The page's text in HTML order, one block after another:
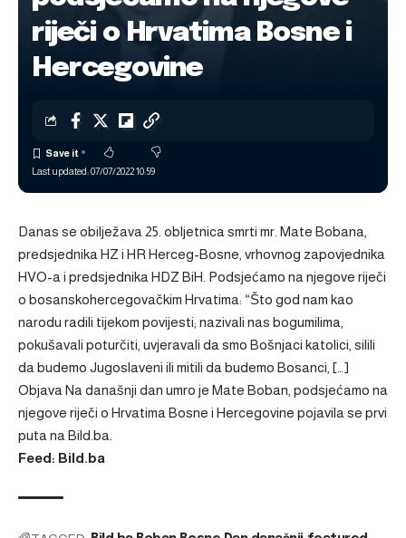
riječi o Hrvatima Bosne i
Hercegovine
Last updated: 07/07/2022 10:59
Danas se obilježava 25. obljetnica smrti mr. Mate Bobana,
predsjednika HZ i HR Herceg-Bosne, vrhovnog zapovjednika
HVO-a i predsjednika HDZ BiH. Podsjećamo na njegove riječi
o bosanskohercegovačkim Hrvatima: “Što god nam kao
narodu radili tijekom povijesti; nazivali nas bogumilima,
pokušavali poturčiti, uvjeravali da smo Bošnjaci katolici, silili
da budemo Jugoslaveni ili mitili da budemo Bosanci, […]
Objava Na današnji dan umro je Mate Boban, podsjećamo na
njegove riječi o Hrvatima Bosne i Hercegovine pojavila se prvi
puta na Bild.ba
Feed: Bild.ba